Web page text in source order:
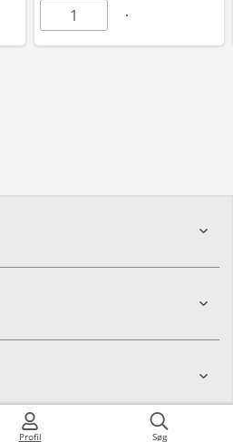
Profil Søg